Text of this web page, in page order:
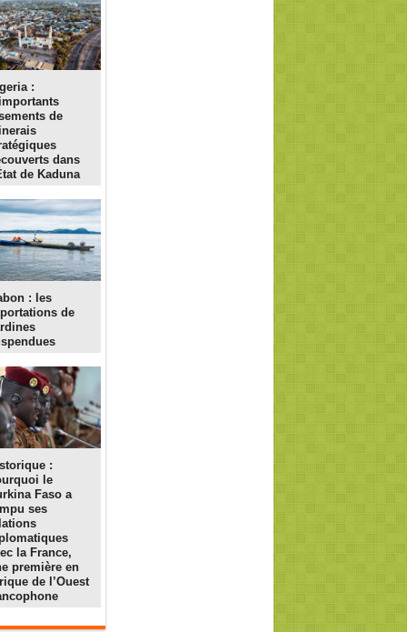
:
de
dans
de Kaduna
: les
de
:
le
Faso a
ses
la France,
première en
de l’Ouest